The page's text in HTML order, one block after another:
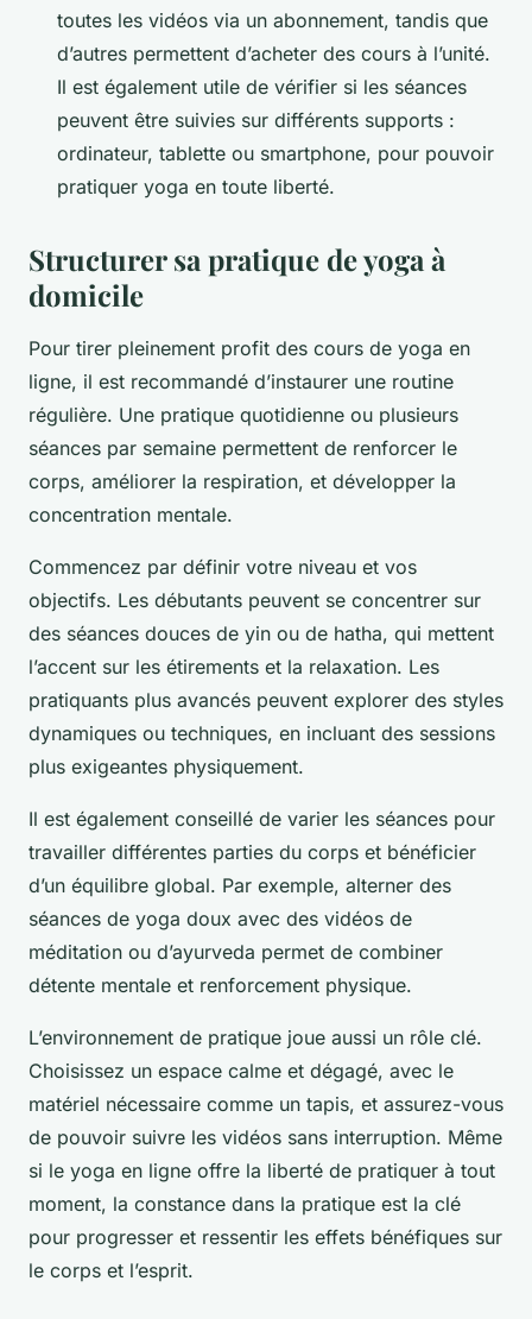
toutes les vidéos via un abonnement, tandis que
d’autres permettent d’acheter des cours à l’unité.
Il est également utile de vérifier si les séances
peuvent être suivies sur différents supports :
ordinateur, tablette ou smartphone, pour pouvoir
pratiquer yoga en toute liberté.
Structurer sa pratique de yoga à
domicile
Pour tirer pleinement profit des cours de yoga en
ligne, il est recommandé d’instaurer une routine
régulière. Une pratique quotidienne ou plusieurs
séances par semaine permettent de renforcer le
corps, améliorer la respiration, et développer la
concentration mentale.
Commencez par définir votre niveau et vos
objectifs. Les débutants peuvent se concentrer sur
des séances douces de yin ou de hatha, qui mettent
l’accent sur les étirements et la relaxation. Les
pratiquants plus avancés peuvent explorer des styles
dynamiques ou techniques, en incluant des sessions
plus exigeantes physiquement.
Il est également conseillé de varier les séances pour
travailler différentes parties du corps et bénéficier
d’un équilibre global. Par exemple, alterner des
séances de yoga doux avec des vidéos de
méditation ou d’ayurveda permet de combiner
détente mentale et renforcement physique.
L’environnement de pratique joue aussi un rôle clé.
Choisissez un espace calme et dégagé, avec le
matériel nécessaire comme un tapis, et assurez-vous
de pouvoir suivre les vidéos sans interruption. Même
si le yoga en ligne offre la liberté de pratiquer à tout
moment, la constance dans la pratique est la clé
pour progresser et ressentir les effets bénéfiques sur
le corps et l’esprit.